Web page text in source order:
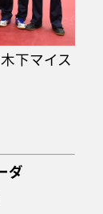
下マイス
ダ